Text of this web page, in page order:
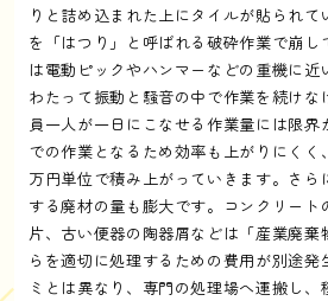
りと詰め込まれた上にタイルが貼られ
を「はつり」と呼ばれる破砕作業で崩し
は電動ピックやハンマーなどの重機に近
わたって振動と騒音の中で作業を続け
員一人が一日にこなせる作業量には限界
での作業となるため効率も上がりにく
万円単位で積み上がっていきます。さ
する廃材の量も膨大です。コンクリー
片、古い便器の陶器屑などは「産業廃
らを適切に処理するための費用が別途
ミとは異なり、専門の処理場へ運搬し